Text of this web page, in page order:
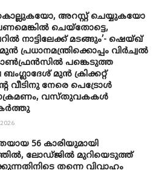
അറസ്റ്റ് ചെയ്യുകയോ
ചെയ്തോട്ടെ,
നാട്ടിലേക്ക് മടങ്ങും’- ഷെയ്ഖ്
പ്രധാനമന്ത്രിക്കൊപ്പം വിർച്വൽ
പങ്കെടുത്ത
ബംഗ്ലാദേശ് മുൻ ക്രിക്കറ്റ്
വീടിനു നേരെ പെട്രോൾ
വസ്തുവകകൾ
2026
56 കാരിയുമായി
ലോഡ്ജിൽ മുറിയെടുത്ത്
തന്നെ വിവാഹം